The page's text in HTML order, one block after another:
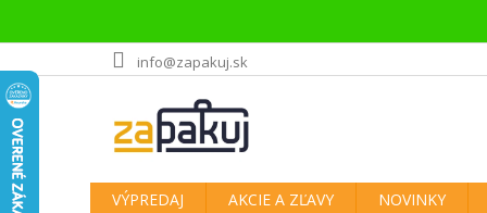
na
obsah
info@zapakuj.sk
VÝPREDAJ AKCIE A ZĽAVY
NOVINKY